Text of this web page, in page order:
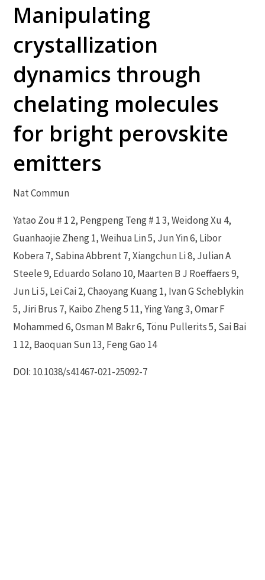
Manipulating
crystallization
dynamics through
chelating molecules
for bright perovskite
emitters
Nat Commun
Yatao Zou # 1 2, Pengpeng Teng # 1 3, Weidong Xu 4,
Guanhaojie Zheng 1, Weihua Lin 5, Jun Yin 6, Libor
Kobera 7, Sabina Abbrent 7, Xiangchun Li 8, Julian A
Steele 9, Eduardo Solano 10, Maarten B J Roeffaers 9,
Jun Li 5, Lei Cai 2, Chaoyang Kuang 1, Ivan G Scheblykin
5, Jiri Brus 7, Kaibo Zheng 5 11, Ying Yang 3, Omar F
Mohammed 6, Osman M Bakr 6, Tönu Pullerits 5, Sai Bai
1 12, Baoquan Sun 13, Feng Gao 14
DOI: 10.1038/s41467-021-25092-7